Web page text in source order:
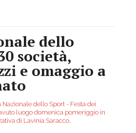
dello
società,
e omaggio a
dello Sport - Festa dei
luogo domenica pomeriggio in
di Lavinia Saracco,